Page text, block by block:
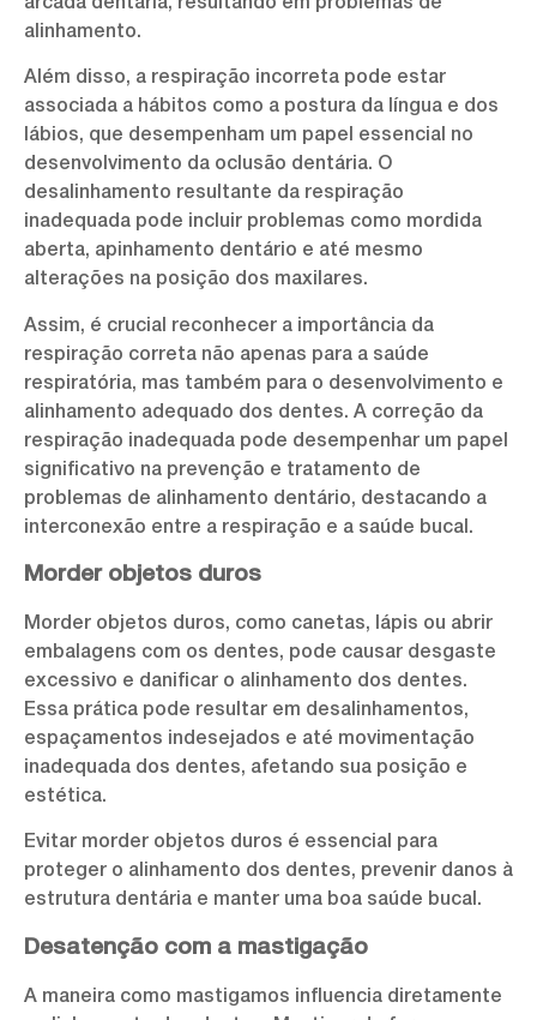
arcada dentária, resultando em problemas de
alinhamento.
Além disso, a respiração incorreta pode estar
associada a hábitos como a postura da língua e dos
lábios, que desempenham um papel essencial no
desenvolvimento da oclusão dentária. O
desalinhamento resultante da respiração
inadequada pode incluir problemas como mordida
aberta, apinhamento dentário e até mesmo
alterações na posição dos maxilares.
Assim, é crucial reconhecer a importância da
respiração correta não apenas para a saúde
respiratória, mas também para o desenvolvimento e
alinhamento adequado dos dentes. A correção da
respiração inadequada pode desempenhar um papel
significativo na prevenção e tratamento de
problemas de alinhamento dentário, destacando a
interconexão entre a respiração e a saúde bucal.
Morder objetos duros
Morder objetos duros, como canetas, lápis ou abrir
embalagens com os dentes, pode causar desgaste
excessivo e danificar o alinhamento dos dentes.
Essa prática pode resultar em desalinhamentos,
espaçamentos indesejados e até movimentação
inadequada dos dentes, afetando sua posição e
estética.
Evitar morder objetos duros é essencial para
proteger o alinhamento dos dentes, prevenir danos à
estrutura dentária e manter uma boa saúde bucal.
Desatenção com a mastigação
A maneira como mastigamos influencia diretamente